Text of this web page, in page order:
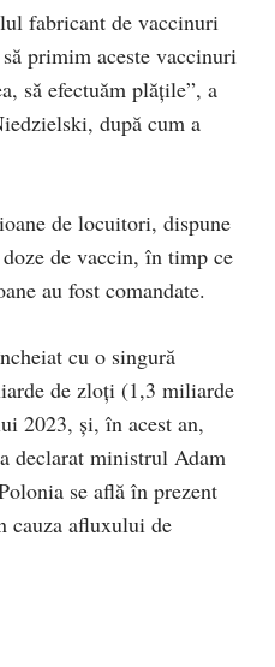
fabricant de vaccinuri
primim aceste vaccinuri
să efectuăm plăţile”, a
după cum a
de locuitori, dispune
de vaccin, în timp ce
au fost comandate.
cu o singură
de zloţi (1,3 miliarde
2023, şi, în acest an,
declarat ministrul Adam
se află în prezent
cauza afluxului de